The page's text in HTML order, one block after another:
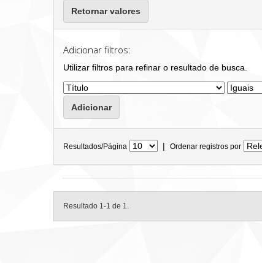
Retornar valores
Adicionar filtros:
Utilizar filtros para refinar o resultado de busca.
Resultados/Página | Ordenar registros por
Resultado 1-1 de 1.